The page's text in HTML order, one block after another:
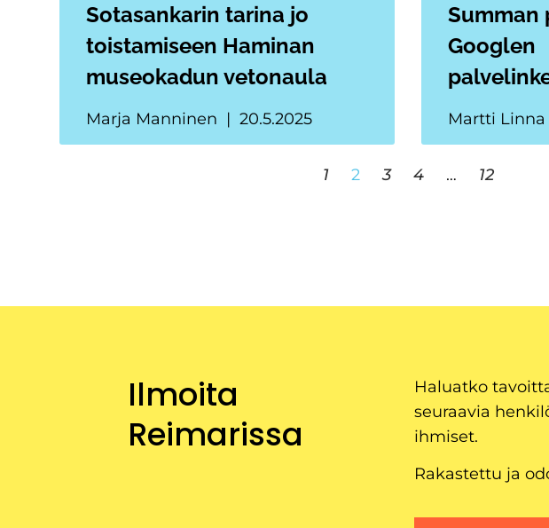
Sotasankarin tarina jo
toistamiseen Haminan
museokadun vetonaula
Marja Manninen 20.5.2025
Summan
Googlen
Martti Linna
1 2 3 4 … 12
Ilmoita
Reimarissa
Haluatko
seuraavia
ihmiset.
Rakastettu ja